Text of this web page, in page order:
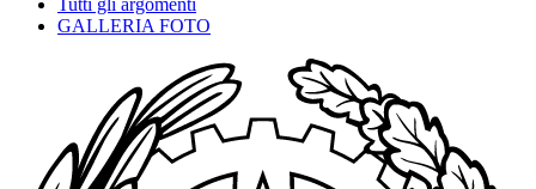
Tutti gli argomenti
GALLERIA FOTO